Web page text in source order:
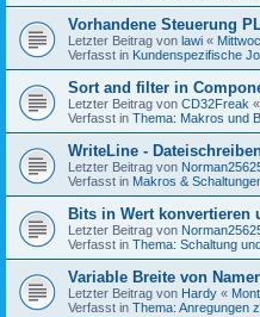
Vorhandene Steuerung
Letzter Beitrag von lawi «
Verfasst in Kundenspezifische
Sort and filter in
Letzter Beitrag von CD32Freak «
Verfasst in Thema: Makros und
WriteLine -
Letzter Beitrag von
Verfasst in Makros &
Bits in Wert konvertieren
Letzter Beitrag von
Verfasst in Thema: Schaltung
Variable Breite von
Letzter Beitrag von Hardy «
Verfasst in Thema: Anregungen